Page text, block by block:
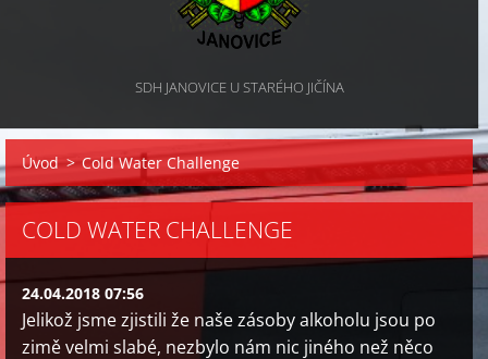
SDH JANOVICE U STARÉHO JIČÍNA
Úvod > Cold Water Challenge
COLD WATER CHALLENGE
24.04.2018 07:56
Jelikož jsme zjistili že naše zásoby alkoholu jsou po
zimě velmi slabé, nezbylo nám nic jiného než něco